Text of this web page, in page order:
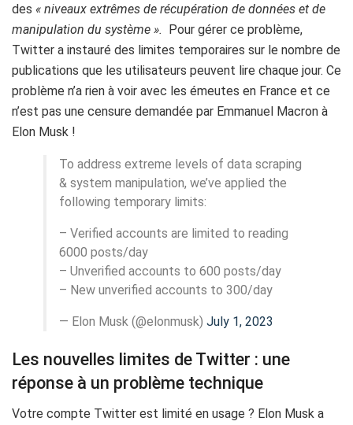
des « niveaux extrêmes de récupération de données et de
manipulation du système ». Pour gérer ce problème,
Twitter a instauré des limites temporaires sur le nombre de
publications que les utilisateurs peuvent lire chaque jour. Ce
problème n’a rien à voir avec les émeutes en France et ce
n’est pas une censure demandée par Emmanuel Macron à
Elon Musk !
To address extreme levels of data scraping
& system manipulation, we’ve applied the
following temporary limits:
– Verified accounts are limited to reading
6000 posts/day
– Unverified accounts to 600 posts/day
– New unverified accounts to 300/day
— Elon Musk (@elonmusk) July 1, 2023
Les nouvelles limites de Twitter : une
réponse à un problème technique
Votre compte Twitter est limité en usage ? Elon Musk a